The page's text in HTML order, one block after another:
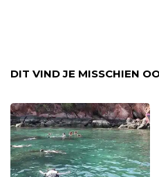
DIT VIND JE MISSCHIEN